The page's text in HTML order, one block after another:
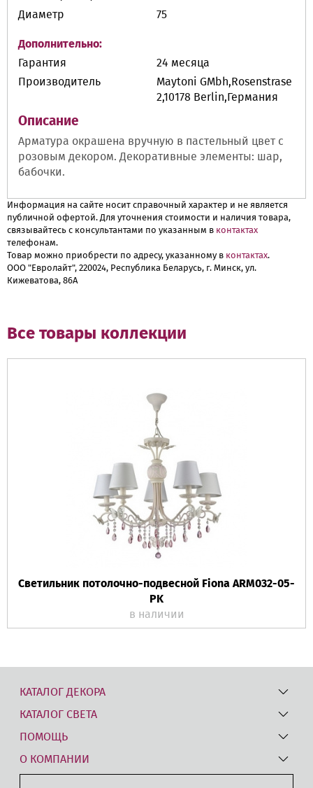
Диаметр
75
Дополнительно:
Гарантия
24 месяца
Производитель
Maytoni GMbh,Rosenstrase
2,10178 Berlin,Германия
Описание
Арматура окрашена вручную в пастельный цвет с
розовым декором. Декоративные элементы: шар,
бабочки.
Информация на сайте носит справочный характер и не является
публичной офертой. Для уточнения стоимости и наличия товара,
связывайтесь с консультантами по указанным в контактах
телефонам.
Товар можно приобрести по адресу, указанному в контактах.
ООО "Евролайт", 220024, Республика Беларусь, г. Минск, ул.
Кижеватова, 86А
Все товары коллекции
Светильник потолочно-подвесной Fiona ARM032-05-
PK
в наличии
КАТАЛОГ ДЕКОРА
КАТАЛОГ СВЕТА
ПОМОЩЬ
О КОМПАНИИ